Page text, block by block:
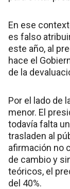
En ese
es falso
este año, al
hace el
de la
Por el lado de
menor. El
todavía falta
trasladen al
afirmación no
de cambio y
teóricos, el
del 40%.